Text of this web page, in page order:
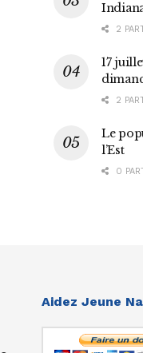
2
17
2
Le
l’Est
0
Aidez Jeune